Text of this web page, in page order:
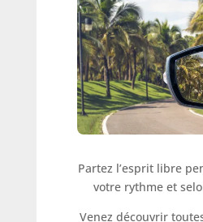
Partez l’esprit libre
votre rythme et
Venez découvrir